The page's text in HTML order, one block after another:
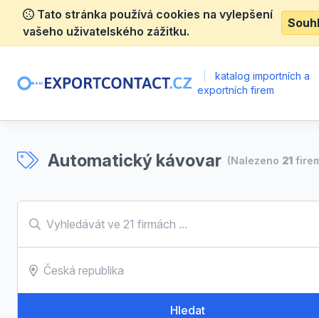
Tato stránka používá cookies na vylepšení
vašeho uživatelského zážitku.
katalog importních a
exportních firem
Automatický kávovar (Nalezeno 21
Hledat